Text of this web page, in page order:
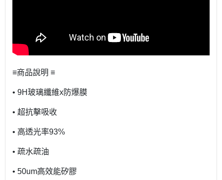
≡商品說明 ≡
• 9H玻璃纖維x防爆膜
• 超抗擊吸收
• 高透光率93%
• 疏水疏油
• 50um高效能矽膠